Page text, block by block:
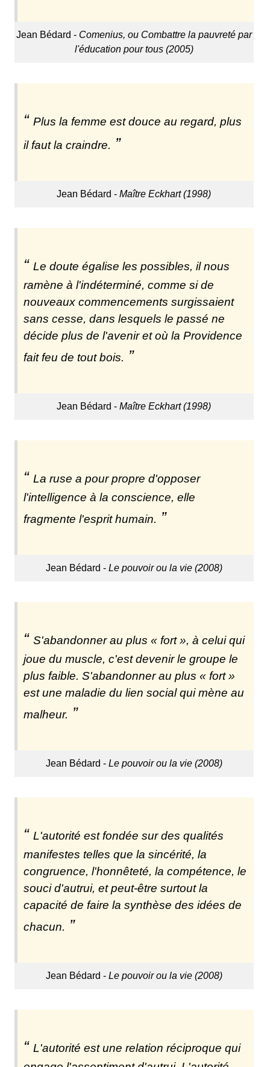
Jean Bédard - Comenius, ou Combattre la pauvreté par
l'éducation pour tous (2005)
Plus la femme est douce au regard, plus
il faut la craindre.
Jean Bédard -Maître Eckhart (1998)
Le doute égalise les possibles, il nous
ramène à l'indéterminé, comme si de
nouveaux commencements surgissaient
sans cesse, dans lesquels le passé ne
décide plus de l'avenir et où la Providence
fait feu de tout bois.
Jean Bédard -Maître Eckhart (1998)
La ruse a pour propre d'opposer
l'intelligence à la conscience, elle
fragmente l'esprit humain.
Jean Bédard - Le pouvoir ou la vie (2008)
S'abandonner au plus « fort », à celui qui
joue du muscle, c'est devenir le groupe le
plus faible. S'abandonner au plus « fort »
est une maladie du lien social qui mène au
malheur.
Jean Bédard - Le pouvoir ou la vie (2008)
L'autorité est fondée sur des qualités
manifestes telles que la sincérité, la
congruence, l'honnêteté, la compétence, le
souci d'autrui, et peut-être surtout la
capacité de faire la synthèse des idées de
chacun.
Jean Bédard - Le pouvoir ou la vie (2008)
L'autorité est une relation réciproque qui